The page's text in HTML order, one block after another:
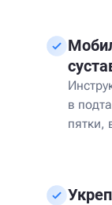
в
пятки,